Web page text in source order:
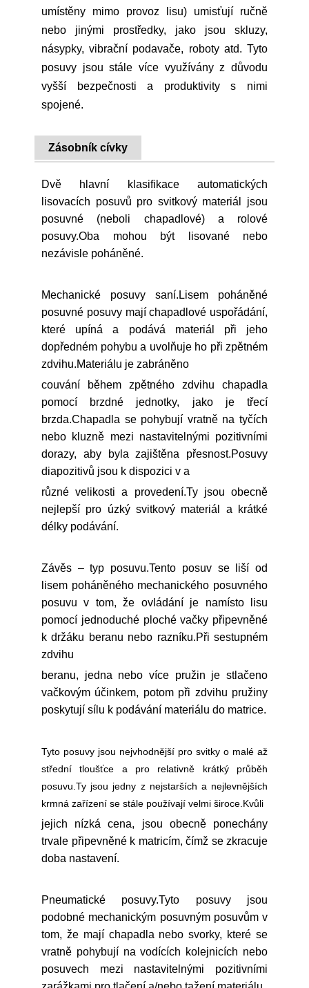
umístěny mimo provoz lisu) umisťují ručně
nebo jinými prostředky, jako jsou skluzy,
násypky, vibrační podavače, roboty atd. Tyto
posuvy jsou stále více využívány z důvodu
vyšší bezpečnosti a produktivity s nimi
spojené.
Zásobník cívky
Dvě hlavní klasifikace automatických
lisovacích posuvů pro svitkový materiál jsou
posuvné (neboli chapadlové) a rolové
posuvy.Oba mohou být lisované nebo
nezávisle poháněné.
Mechanické posuvy saní.Lisem poháněné
posuvné posuvy mají chapadlové uspořádání,
které upíná a podává materiál při jeho
dopředném pohybu a uvolňuje ho při zpětném
zdvihu.Materiálu je zabráněno
couvání během zpětného zdvihu chapadla
pomocí brzdné jednotky, jako je třecí
brzda.Chapadla se pohybují vratně na tyčích
nebo kluzně mezi nastavitelnými pozitivními
dorazy, aby byla zajištěna přesnost.Posuvy
diapozitivů jsou k dispozici v a
různé velikosti a provedení.Ty jsou obecně
nejlepší pro úzký svitkový materiál a krátké
délky podávání.
Závěs – typ posuvu.Tento posuv se liší od
lisem poháněného mechanického posuvného
posuvu v tom, že ovládání je namísto lisu
pomocí jednoduché ploché vačky připevněné
k držáku beranu nebo razníku.Při sestupném
zdvihu
beranu, jedna nebo více pružin je stlačeno
vačkovým účinkem, potom při zdvihu pružiny
poskytují sílu k podávání materiálu do matrice.
Tyto posuvy jsou nejvhodnější pro svitky o malé až
střední tloušťce a pro relativně krátký průběh
posuvu.Ty jsou jedny z nejstarších a nejlevnějších
krmná zařízení se stále používají velmi široce.Kvůli
jejich nízká cena, jsou obecně ponechány
trvale připevněné k matricím, čímž se zkracuje
doba nastavení.
Pneumatické posuvy.Tyto posuvy jsou
podobné mechanickým posuvným posuvům v
tom, že mají chapadla nebo svorky, které se
vratně pohybují na vodících kolejnicích nebo
posuvech mezi nastavitelnými pozitivními